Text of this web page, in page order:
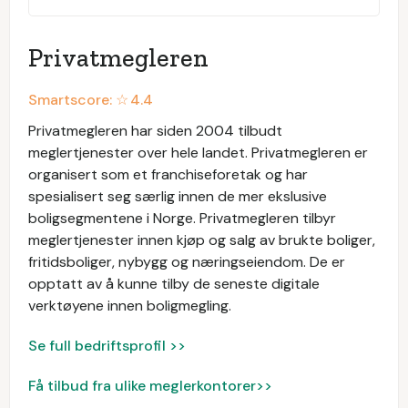
Privatmegleren
Smartscore: ☆4.4
Privatmegleren har siden 2004 tilbudt
meglertjenester over hele landet. Privatmegleren er
organisert som et franchiseforetak og har
spesialisert seg særlig innen de mer ekslusive
boligsegmentene i Norge. Privatmegleren tilbyr
meglertjenester innen kjøp og salg av brukte boliger,
fritidsboliger, nybygg og næringseiendom. De er
opptatt av å kunne tilby de seneste digitale
verktøyene innen boligmegling.
Se full bedriftsprofil >>
Få tilbud fra ulike meglerkontorer>>